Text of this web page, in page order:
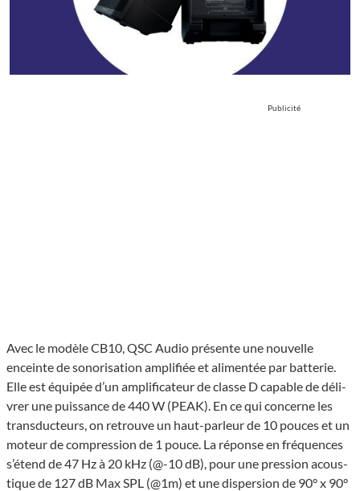
Publicité
Avec le modèle CB10, QSC Audio présente une nouvelle
enceinte de sono­ri­sa­tion ampli­fiée et alimen­tée par batte­rie.
Elle est équi­pée d’un ampli­fi­ca­teur de classe D capable de déli­
vrer une puis­sance de 440 W (PEAK). En ce qui concerne les
trans­duc­teurs, on retrouve un haut-parleur de 10 pouces et un
moteur de compres­sion de 1 pouce. La réponse en fréquences
s’étend de 47 Hz à 20 kHz (@-10 dB), pour une pres­sion acous­
tique de 127 dB Max SPL (@1m) et une disper­sion de 90° x 90°